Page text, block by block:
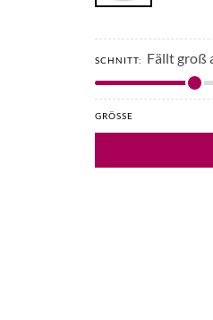
SCHNITT: Fällt groß
GRÖSSE